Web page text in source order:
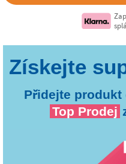
Přidejte produkt
Top Prodej